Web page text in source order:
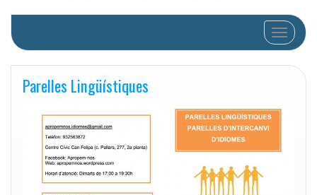
Cambiar
Parelles Lingüístiques